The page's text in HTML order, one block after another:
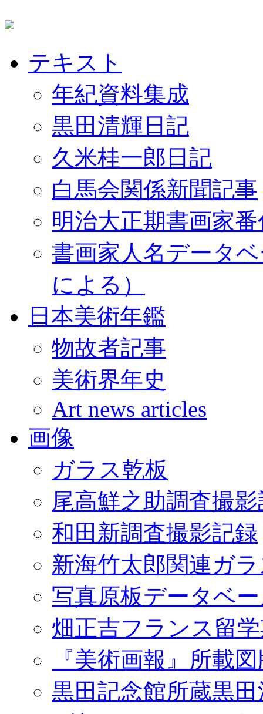
テキスト
年紀資料集成
黒田清輝日記
久米桂一郎日記
白馬会関係新聞記事
明治大正期書画家
書画家人名データ
による）
日本美術年鑑
物故者記事
美術界年史
Art news articles
画像
ガラス乾板
尾高鮮之助調査撮
和田新調査撮影記録
新海竹太郎関連ガ
写真原板データベ
畑正吉フランス留
『美術画報』所載
黒田記念館所蔵黒